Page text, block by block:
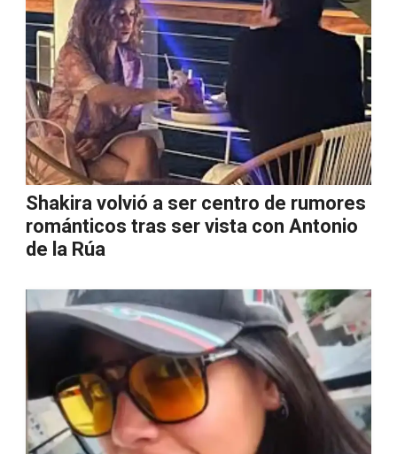
Shakira volvió a ser centro de rumores
románticos tras ser vista con Antonio
de la Rúa